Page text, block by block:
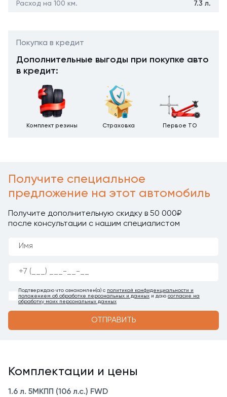
Расход на 100 км. 7.3 л.
Покупка в кредит
Дополнительные выгоды при покупке авто
в кредит:
Комплект резины Страховка Первое ТО
Получите специальное
предложение на этот автомобиль
Получите дополнительную скидку в 50 000₽
после консультации с нашим специалистом
Подтверждаю что ознакомлен(а) с политикой конфиденциальности и
положением об обработке персональных и данных и даю согласие на
обработку моих персональных данных
ОТПРАВИТЬ
Комплектации и цены
1.6 л. 5МКПП (106 л.с.) FWD